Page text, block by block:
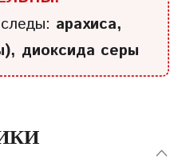
арахиса,
диоксида серы